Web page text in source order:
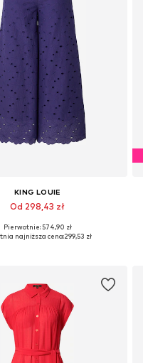
KING LOUIE
Od 298,43 zł
rozmiary: 34, 38, 40, 42, 44
Pierwotnie: 574,90 zł
najniższa cena:299,53 zł